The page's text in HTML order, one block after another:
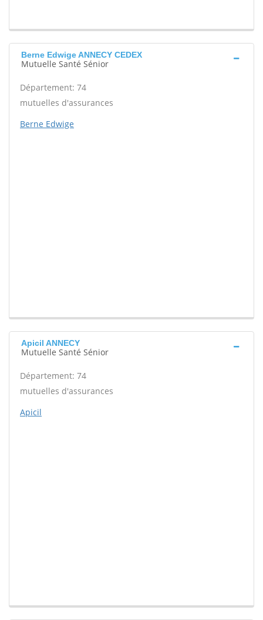
Berne Edwige ANNECY CEDEX
Mutuelle Santé Sénior
Département: 74
mutuelles d'assurances
Berne Edwige
Apicil ANNECY
Mutuelle Santé Sénior
Département: 74
mutuelles d'assurances
Apicil